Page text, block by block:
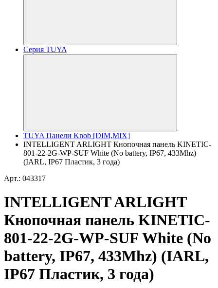
Серия TUYA
TUYA Панели Knob [DIM,MIX]
INTELLIGENT ARLIGHT Кнопочная панель KINETIC-
801-22-2G-WP-SUF White (No battery, IP67, 433Mhz)
(IARL, IP67 Пластик, 3 года)
Арт.: 043317
INTELLIGENT ARLIGHT
Кнопочная панель KINETIC-
801-22-2G-WP-SUF White (No
battery, IP67, 433Mhz) (IARL,
IP67 Пластик, 3 года)